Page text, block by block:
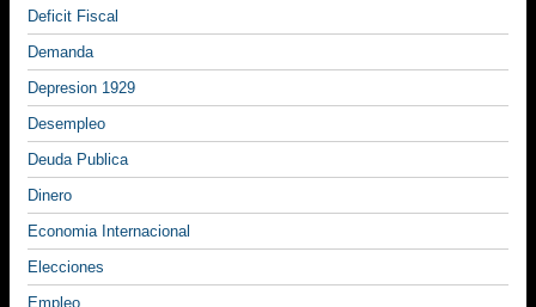
Deficit Fiscal
Demanda
Depresion 1929
Desempleo
Deuda Publica
Dinero
Economia Internacional
Elecciones
Empleo